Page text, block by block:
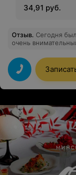
34,91 руб.
Отзыв. Сегодня
очень